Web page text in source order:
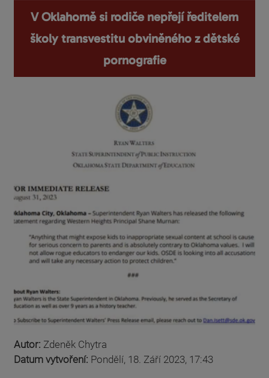
V Oklahomě si rodiče nepřejí ředitelem
školy transvestitu obviněného z dětské
pornografie
Autor: Zdeněk Chytra
Datum vytvoření: Pondělí, 18. Září 2023, 17:43